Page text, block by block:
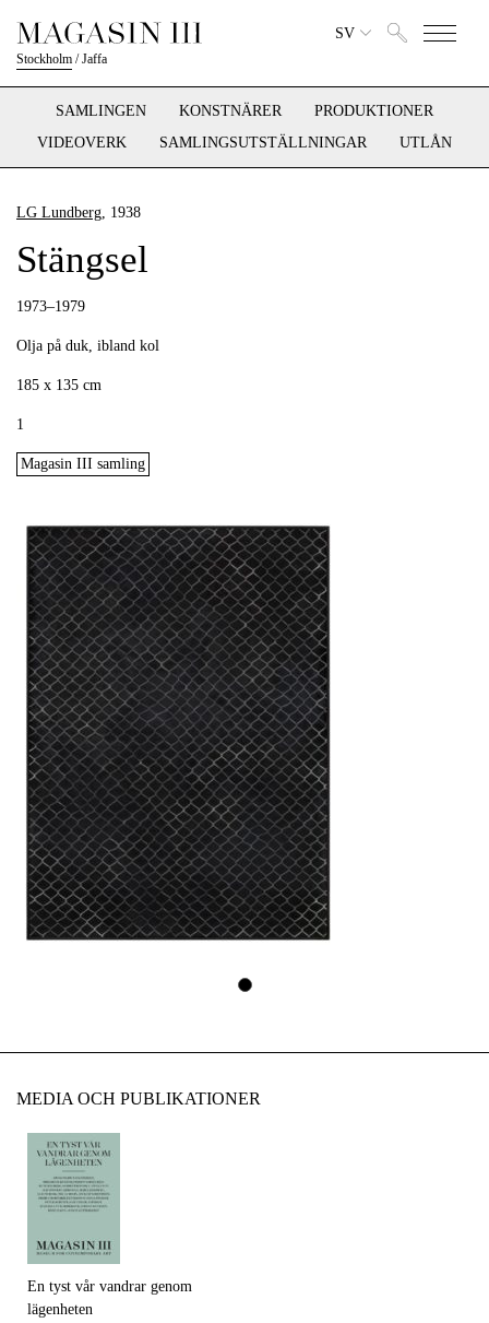
Stockholm /Jaffa
SV
SAMLINGEN KONSTNÄRER
PRODUKTIONER
VIDEOVERK
SAMLINGSUTSTÄLLNINGAR UTLÅN
LG Lundberg, 1938
Stängsel
1973–1979
Olja på duk, ibland kol
185 x 135 cm
1
Magasin III samling
MEDIA OCH PUBLIKATIONER
En tyst vår vandrar genom
lägenheten